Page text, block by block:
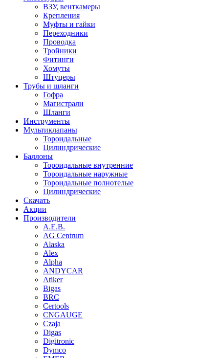
ВЗУ, венткамеры
Крепления
Муфты и гайки
Переходники
Проводка
Тройники
Фитинги
Хомуты
Штуцеры
Трубы и шланги
Гофра
Магистрали
Шланги
Инструменты
Мультиклапаны
Тороидальные
Цилиндрические
Баллоны
Тороидальные внутренние
Тороидальные наружные
Тороидальные полнотелые
Цилиндрические
Скачать
Акции
Производители
A.E.B.
AG Centrum
Alaska
Alex
Alpha
ANDYCAR
Atiker
Bigas
BRC
Certools
CNGAUGE
Czaja
Digas
Digitronic
Dymco